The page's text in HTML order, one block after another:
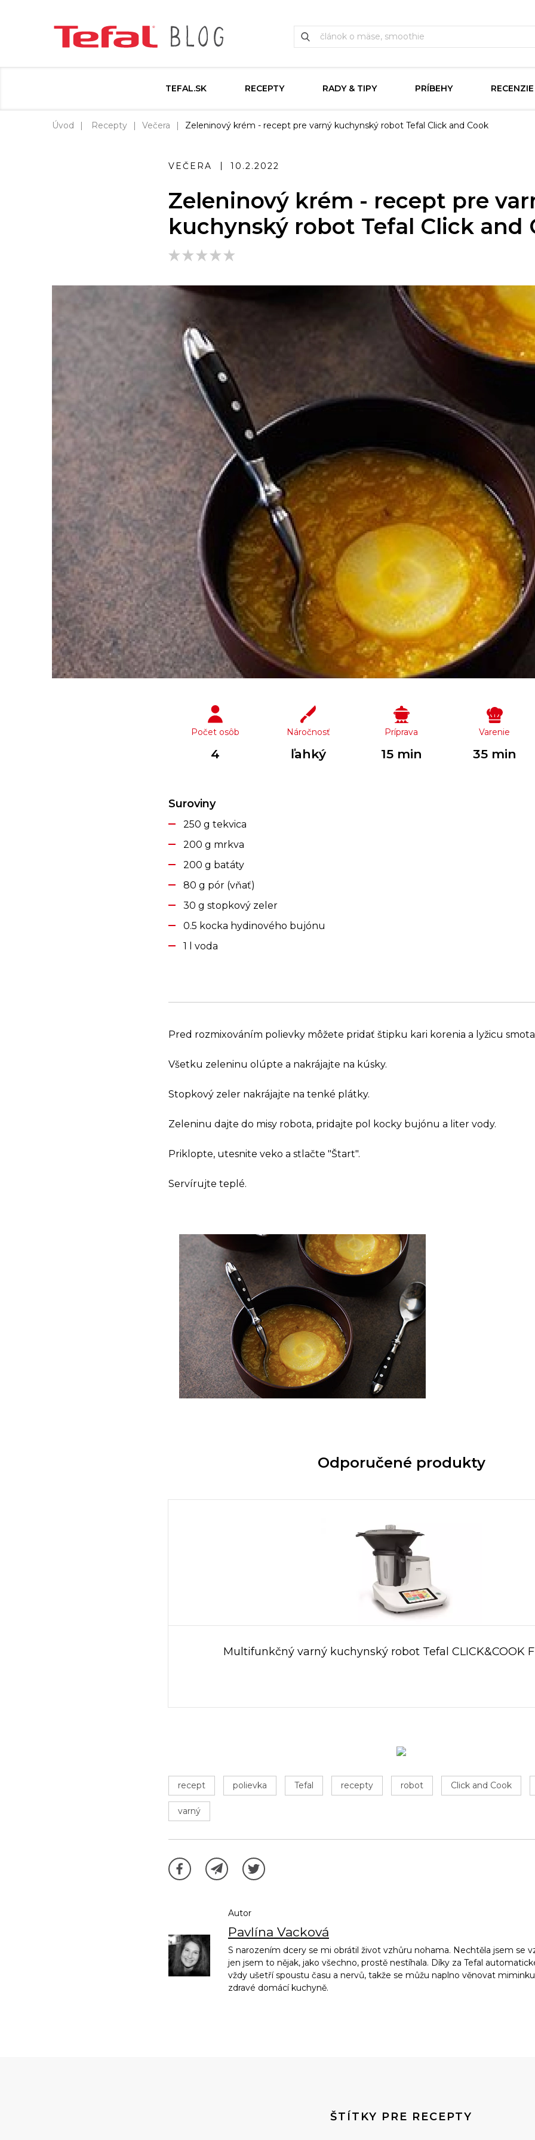
TEFAL.SK RECEPTY RADY & TIPY PRÍBEHY RECENZIE
Úvod Recepty Večera Zeleninový krém - recept pre varný kuchynský robot Tefal Click and Cook
VEČERA 10.2.2022
Zeleninový krém - recept pre
kuchynský robot Tefal Click and
Počet osôb
4
Náročnosť
ľahký
Príprava
15 min
Varenie
35 min
Suroviny
250 g tekvica
200 g mrkva
200 g batáty
80 g pór (vňať)
30 g stopkový zeler
0.5 kocka hydinového bujónu
1 l voda
Pred rozmixováním polievky môžete pridať štipku kari korenia a lyžicu
Všetku zeleninu olúpte a nakrájajte na kúsky.
Stopkový zeler nakrájajte na tenké plátky.
Zeleninu dajte do misy robota, pridajte pol kocky bujónu a liter vody.
Priklopte, utesnite veko a stlačte "Štart".
Servírujte teplé.
Odporučené produkty
Multifunkčný varný kuchynský robot Tefal CLICK&COOK
recept polievka Tefal recepty robot Click and Cook
varný
Autor
Pavlína Vacková
S narozením dcery se mi obrátil život vzhůru nohama. Nechtěla jsem se
jen jsem to nějak, jako všechno, prostě nestíhala. Díky za Tefal
vždy ušetří spoustu času a nervů, takže se můžu naplno věnovat
zdravé domácí kuchyně.
ŠTÍTKY PRE RECEPTY